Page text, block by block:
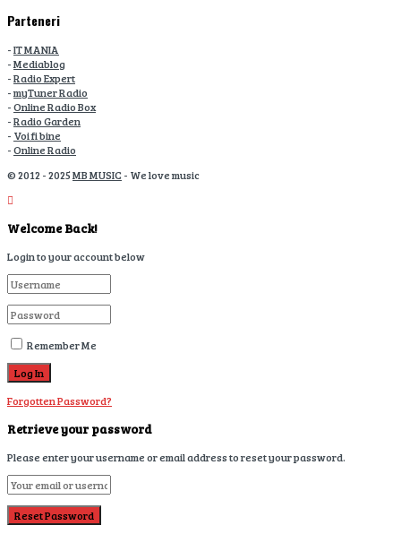
Parteneri
-IT MANIA
-Mediablog
-Radio Expert
-myTuner Radio
-Online Radio Box
-Radio Garden
- Voi fi bine
-Online Radio
© 2012 - 2025MB MUSIC- We love music
Welcome Back!
Login to your account below
Remember Me
Forgotten Password?
Retrieve your password
Please enter your username or email address to reset your password.